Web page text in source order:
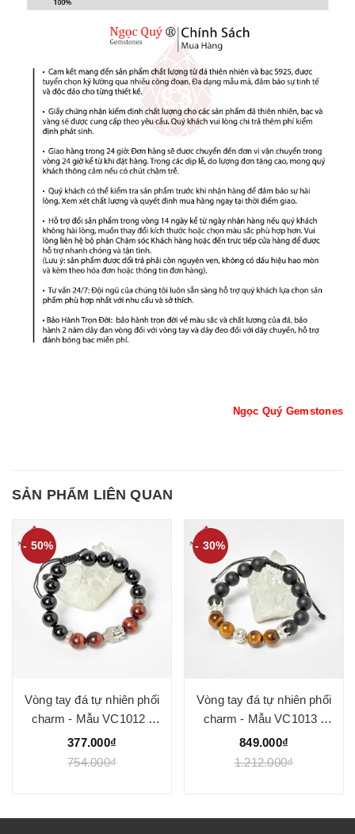
Ngọc Quý Gemstones
SẢN PHẨM LIÊN QUAN
- 50%
Vòng tay đá tự nhiên phối
charm - Mẫu VC1012 -
Ngọc Quý
377.000₫
754.000₫
- 30%
Vòng tay đá tự nhiên phối
charm - Mẫu VC1013 -
Ngọc Quý
849.000₫
1.212.000₫